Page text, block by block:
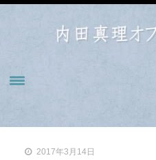
BIOGRAPHY2017年3月14日